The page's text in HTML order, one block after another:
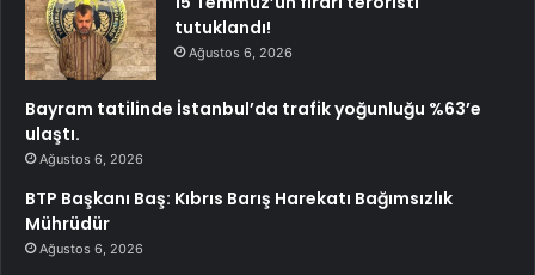
tutuklandı!
Ağustos 6, 2026
Bayram tatilinde İstanbul’da trafik yoğunluğu %63’e
ulaştı.
Ağustos 6, 2026
BTP Başkanı Baş: Kıbrıs Barış Harekatı Bağımsızlık
Mührüdür
Ağustos 6, 2026